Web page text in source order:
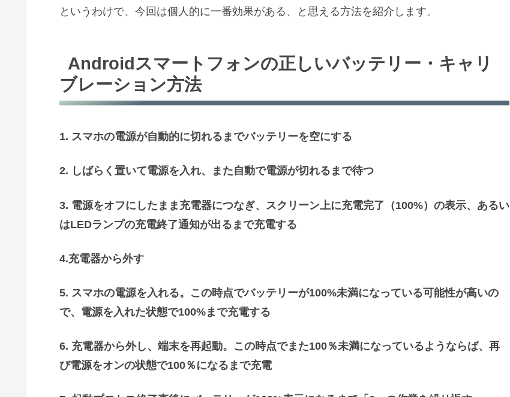
というわけで、今回は個人的に一番効果がある、と思える方法を紹介します。
Androidスマートフォンの正しいバッテリー・キャリ
ブレーション方法
1. スマホの電源が自動的に切れるまでバッテリーを空にする
2. しばらく置いて電源を入れ、また自動で電源が切れるまで待つ
3. 電源をオフにしたまま充電器につなぎ、スクリーン上に充電完了（100%）の表示、あるい
はLEDランプの充電終了通知が出るまで充電する
4.充電器から外す
5. スマホの電源を入れる。この時点でバッテリーが100%未満になっている可能性が高いの
で、電源を入れた状態で100%まで充電する
6. 充電器から外し、端末を再起動。この時点でまた100％未満になっているようならば、再
び電源をオンの状態で100％になるまで充電